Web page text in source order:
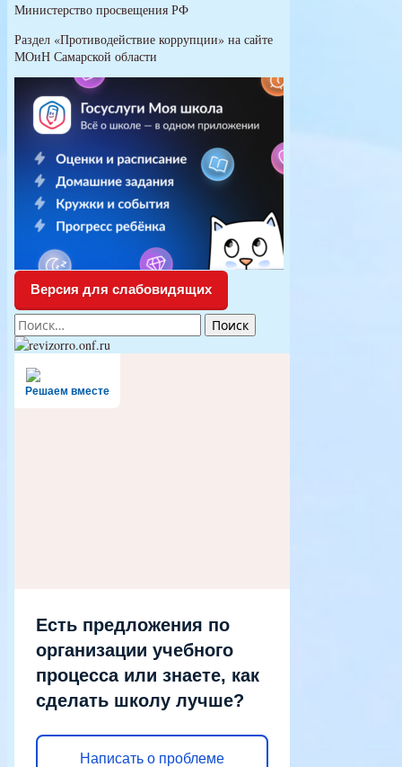
Министерство просвещения РФ
Раздел «Противодействие коррупции» на сайте
МОиН Самарской области
Версия для слабовидящих
Найти:
Решаем вместе
Есть предложения по
организации учебного
процесса или знаете, как
сделать школу лучше?
Написать о проблеме